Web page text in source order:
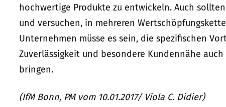
hochwertige Produkte zu entwickeln. Auch
und versuchen, in mehreren
Unternehmen müsse es sein, die spezifischen
Zuverlässigkeit und besondere Kundennähe
bringen.
(IfM Bonn, PM vom 10.01.2017/ Viola C. Didier)